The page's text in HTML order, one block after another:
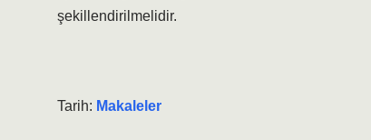
şekillendirilmelidir.
Tarih: Makaleler